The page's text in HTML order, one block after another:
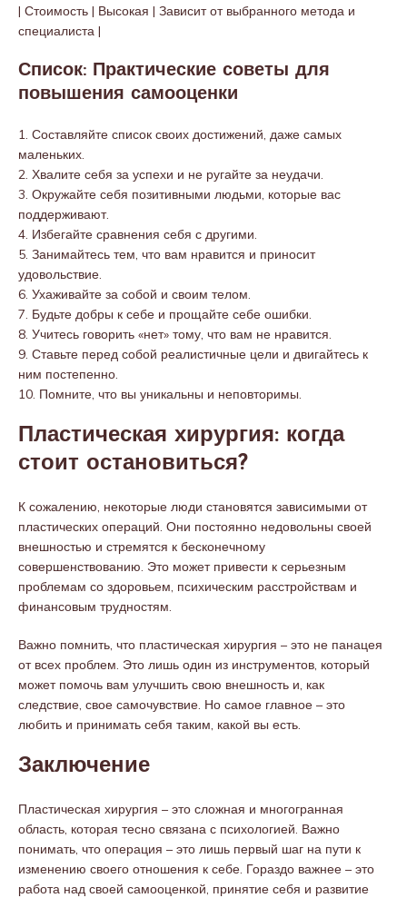
| Стоимость | Высокая | Зависит от выбранного метода и
специалиста |
Список: Практические советы для
повышения самооценки
1. Составляйте список своих достижений, даже самых
маленьких.
2. Хвалите себя за успехи и не ругайте за неудачи.
3. Окружайте себя позитивными людьми, которые вас
поддерживают.
4. Избегайте сравнения себя с другими.
5. Занимайтесь тем, что вам нравится и приносит
удовольствие.
6. Ухаживайте за собой и своим телом.
7. Будьте добры к себе и прощайте себе ошибки.
8. Учитесь говорить «нет» тому, что вам не нравится.
9. Ставьте перед собой реалистичные цели и двигайтесь к
ним постепенно.
10. Помните, что вы уникальны и неповторимы.
Пластическая хирургия: когда
стоит остановиться?
К сожалению, некоторые люди становятся зависимыми от
пластических операций. Они постоянно недовольны своей
внешностью и стремятся к бесконечному
совершенствованию. Это может привести к серьезным
проблемам со здоровьем, психическим расстройствам и
финансовым трудностям.
Важно помнить, что пластическая хирургия – это не панацея
от всех проблем. Это лишь один из инструментов, который
может помочь вам улучшить свою внешность и, как
следствие, свое самочувствие. Но самое главное – это
любить и принимать себя таким, какой вы есть.
Заключение
Пластическая хирургия – это сложная и многогранная
область, которая тесно связана с психологией. Важно
понимать, что операция – это лишь первый шаг на пути к
изменению своего отношения к себе. Гораздо важнее – это
работа над своей самооценкой, принятие себя и развитие